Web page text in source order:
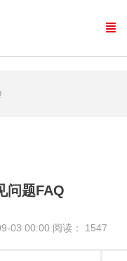
问题FAQ
03 00:00 阅读： 1547